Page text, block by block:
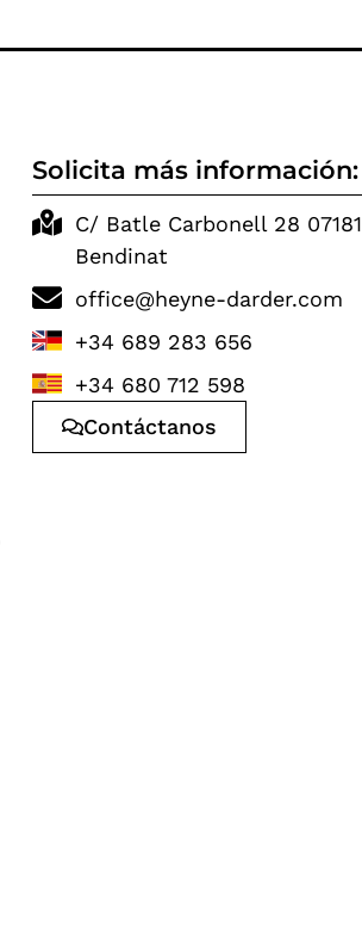
Solicita más información:
C/ Batle Carbonell 28 07181
Bendinat
office@heyne-darder.com
+34 689 283 656
+34 680 712 598
Contáctanos